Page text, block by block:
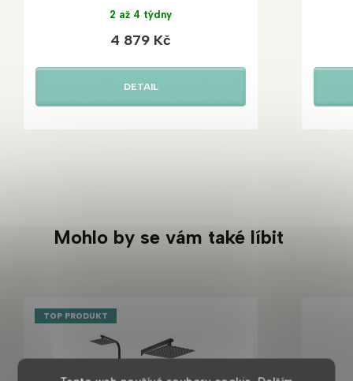
2 až 4 týdny
4 879 Kč
DETAIL
Mohlo by se vám také líbit
TOP PRODUKT